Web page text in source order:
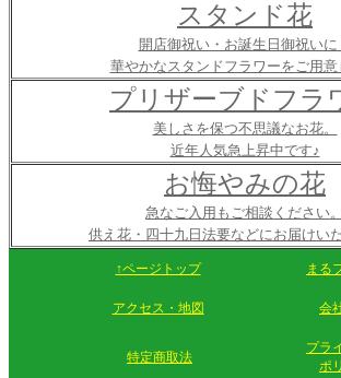
スタンド花
開店御祝い・お誕生日御祝いに
華やかなスタンドフラワーをご用意
プリザーブドフラ
美しさを保つ不思議なお花。
近年人気急上昇中です♪
お悔やみの花
急なご入用もご相談ください。
供え花・四十九日法要などにお届けい
↑ページトップ まる
アクセス・地図 会
特定商取法
プラ
ポ